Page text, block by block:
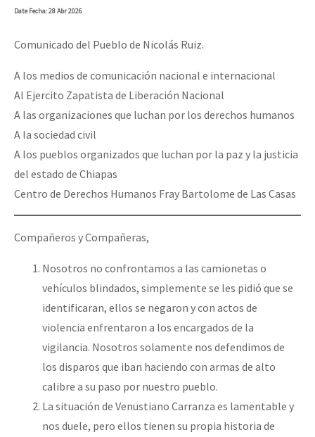
DateFecha: 28 Abr 2026
Comunicado del Pueblo de Nicolás Ruiz.
A los medios de comunicación nacional e internacional
Al Ejercito Zapatista de Liberación Nacional
A las organizaciones que luchan por los derechos humanos
A la sociedad civil
A los pueblos organizados que luchan por la paz y la justicia
del estado de Chiapas
Centro de Derechos Humanos Fray Bartolome de Las Casas
Compañeros y Compañeras,
Nosotros no confrontamos a las camionetas o
vehículos blindados, simplemente se les pidió que se
identificaran, ellos se negaron y con actos de
violencia enfrentaron a los encargados de la
vigilancia. Nosotros solamente nos defendimos de
los disparos que iban haciendo con armas de alto
calibre a su paso por nuestro pueblo.
La situación de Venustiano Carranza es lamentable y
nos duele, pero ellos tienen su propia historia de